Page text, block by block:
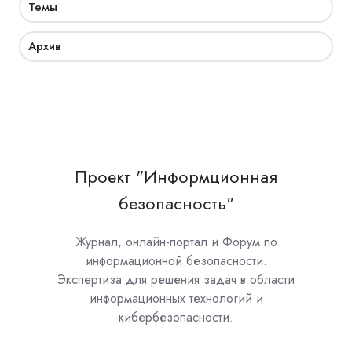
Темы
Архив
Проект "Информционная
безопасность"
Журнал, онлайн-портал и Форум по
информационной безопасности.
Экспертиза для решения задач в области
информационных технологий и
кибербезопасности.